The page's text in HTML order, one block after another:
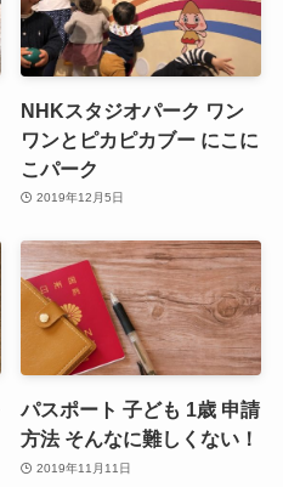
NHKスタジオパーク ワン
ワンとピカピカブー にこに
こパーク
2019年12月5日
パスポート 子ども 1歳 申請
方法 そんなに難しくない！
2019年11月11日